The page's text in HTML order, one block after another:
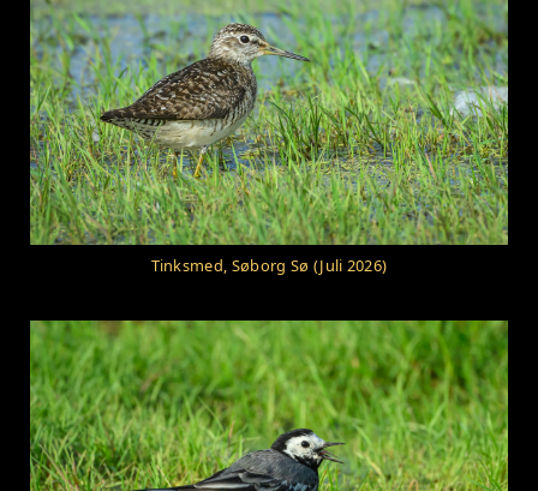
Tinksmed, Søborg Sø (Juli 2026)